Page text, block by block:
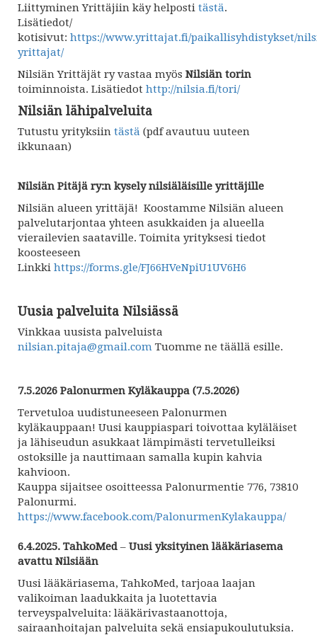
Liittyminen Yrittäjiin käy helposti tästä.
Lisätiedot/
kotisivut: https://www.yrittajat.fi/paikallisyhdistykset/
yrittajat/
Nilsiän Yrittäjät ry vastaa myös Nilsiän torin
toiminnoista. Lisätiedot http://nilsia.fi/tori/
Nilsiän lähipalveluita
Tutustu yrityksiin tästä (pdf avautuu uuteen
ikkunaan)
Nilsiän Pitäjä ry:n kysely nilsiäläisille yrittäjille
Nilsiän alueen yrittäjä! Koostamme Nilsiän alueen
palvelutarjontaa yhteen asukkaiden ja alueella
vierailevien saataville. Toimita yrityksesi tiedot
koosteeseen
Linkki https://forms.gle/FJ66HVeNpiU1UV6H6
Uusia palveluita Nilsiässä
Vinkkaa uusista palveluista
nilsian.pitaja@gmail.com Tuomme ne täällä esille.
7.5.2026 Palonurmen Kyläkauppa (7.5.2026)
Tervetuloa uudistuneeseen Palonurmen
kyläkauppaan! Uusi kauppiaspari toivottaa kyläläiset
ja lähiseudun asukkaat lämpimästi tervetulleiksi
ostoksille ja nauttimaan samalla kupin kahvia
kahvioon.
Kauppa sijaitsee osoitteessa Palonurmentie 776, 73810
Palonurmi.
https://www.facebook.com/PalonurmenKylakauppa/
6.4.2025. TahkoMed – Uusi yksityinen lääkäriasema
avattu Nilsiään
Uusi lääkäriasema, TahkoMed, tarjoaa laajan
valikoiman laadukkaita ja luotettavia
terveyspalveluita: lääkärivastaanottoja,
sairaanhoitajan palveluita sekä ensiapukoulutuksia.